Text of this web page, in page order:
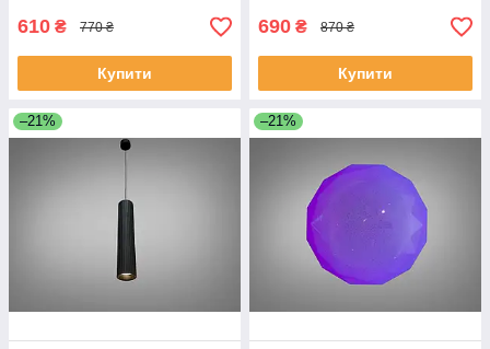
610 ₴ 770 ₴
Купити
690 ₴ 870 ₴
Купити
–21% –21%